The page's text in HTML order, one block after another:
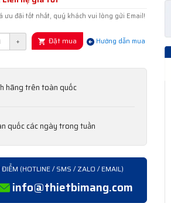
ưu đãi tốt nhất, quý khách vui lòng gửi Email!
+ Đặt mua Hướng dẫn mua
hãng trên toàn quốc
quốc các ngày trong tuần
(HOTLINE / SMS / ZALO / EMAIL)
info@thietbimang.com